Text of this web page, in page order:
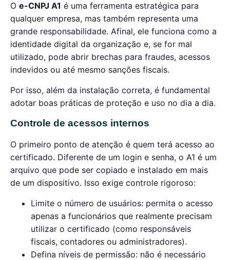
O e-CNPJ A1 é uma ferramenta estratégica para
qualquer empresa, mas também representa uma
grande responsabilidade. Afinal, ele funciona como a
identidade digital da organização e, se for mal
utilizado, pode abrir brechas para fraudes, acessos
indevidos ou até mesmo sanções fiscais.
Por isso, além da instalação correta, é fundamental
adotar boas práticas de proteção e uso no dia a dia.
Controle de acessos internos
O primeiro ponto de atenção é quem terá acesso ao
certificado. Diferente de um login e senha, o A1 é um
arquivo que pode ser copiado e instalado em mais
de um dispositivo. Isso exige controle rigoroso:
Limite o número de usuários: permita o acesso
apenas a funcionários que realmente precisam
utilizar o certificado (como responsáveis
fiscais, contadores ou administradores).
Defina níveis de permissão: não é necessário